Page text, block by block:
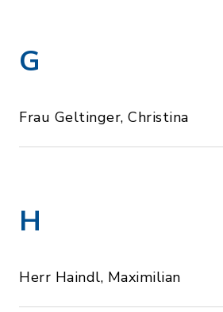
G
Frau Geltinger, Christina
H
Herr Haindl, Maximilian